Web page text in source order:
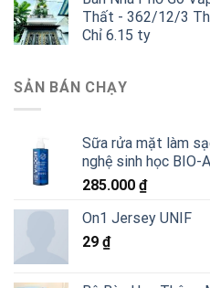
Thất - 362/12/3
Chỉ 6.15 ty
SẢN BÁN CHẠY
Sữa rửa mặt làm
nghệ sinh học BIO-
285.000 ₫
On1 Jersey UNIF
29 ₫